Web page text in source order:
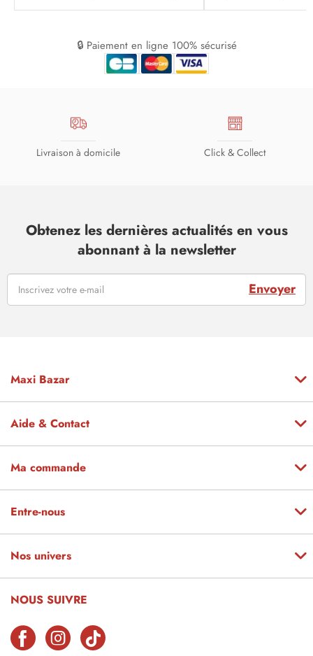
🔒 Paiement en ligne 100% sécurisé
Livraison à domicile Click & Collect
Obtenez les dernières actualités en vous
abonnant à la newsletter
Envoyer
Maxi Bazar
Aide & Contact
Ma commande
Entre-nous
Nos univers
NOUS SUIVRE